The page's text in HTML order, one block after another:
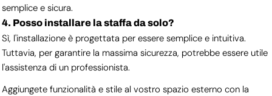
semplice e sicura.
4. Posso installare la staffa da solo?
Sì, l'installazione è progettata per essere semplice e intuitiva.
Tuttavia, per garantire la massima sicurezza, potrebbe essere utile
l'assistenza di un professionista.
Aggiungete funzionalità e stile al vostro spazio esterno con la